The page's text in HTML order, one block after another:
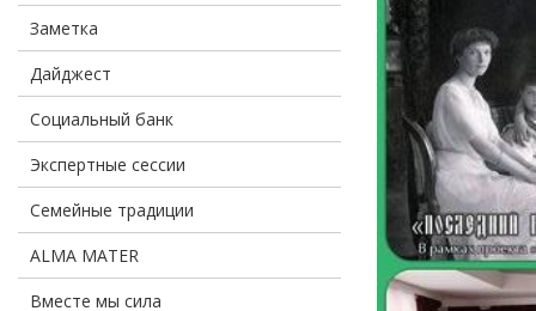
Заметка
Дайджест
Социальный банк
Экспертные сессии
Семейные традиции
ALMA MATER
Вместе мы сила